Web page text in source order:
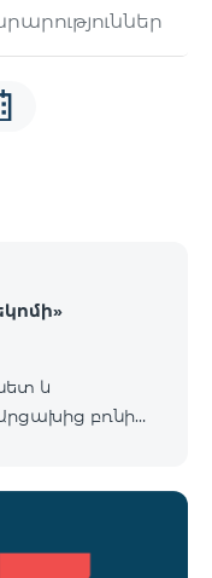
և
բռնի